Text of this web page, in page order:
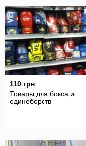
110 грн
Товары для бокса и
единоборств